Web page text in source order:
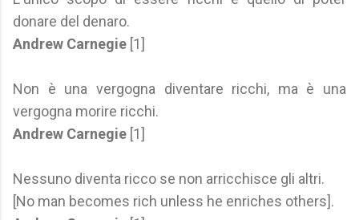
donare del denaro.
Andrew Carnegie [1]
Non è una vergogna diventare ricchi, ma è una
vergogna morire ricchi.
Andrew Carnegie [1]
Nessuno diventa ricco se non arricchisce gli altri.
[No man becomes rich unless he enriches others].